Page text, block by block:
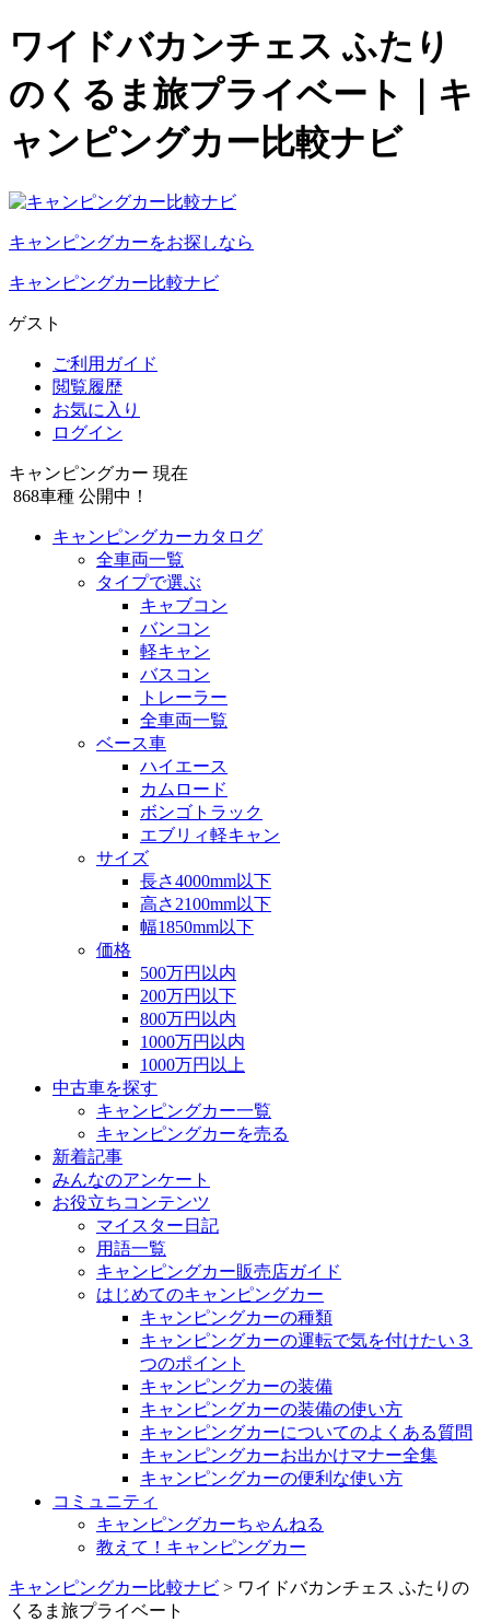
ワイドバカンチェス ふたり
のくるま旅プライベート｜キ
ャンピングカー比較ナビ
キャンピングカーをお探しなら
キャンピングカー比較ナビ
ゲスト
ご利用ガイド
閲覧履歴
お気に入り
ログイン
キャンピングカー 現在
868車種 公開中！
キャンピングカーカタログ
全車両一覧
タイプで選ぶ
キャブコン
バンコン
軽キャン
バスコン
トレーラー
全車両一覧
ベース車
ハイエース
カムロード
ボンゴトラック
エブリィ軽キャン
サイズ
長さ4000mm以下
高さ2100mm以下
幅1850mm以下
価格
500万円以内
200万円以下
800万円以内
1000万円以内
1000万円以上
中古車を探す
キャンピングカー一覧
キャンピングカーを売る
新着記事
みんなのアンケート
お役立ちコンテンツ
マイスター日記
用語一覧
キャンピングカー販売店ガイド
はじめてのキャンピングカー
キャンピングカーの種類
キャンピングカーの運転で気を付けたい３
つのポイント
キャンピングカーの装備
キャンピングカーの装備の使い方
キャンピングカーについてのよくある質問
キャンピングカーお出かけマナー全集
キャンピングカーの便利な使い方
コミュニティ
キャンピングカーちゃんねる
教えて！キャンピングカー
キャンピングカー比較ナビ > ワイドバカンチェス ふたりの
くるま旅プライベート